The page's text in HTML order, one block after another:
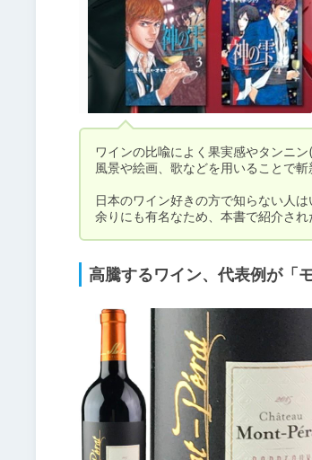
ワインの比喩によく果実感やタンニ
風景や絵画、歌などを用いることで
日本のワイン好きの方で知らない人
余りにも有名なため、本書で紹介さ
高騰するワイン、代表例が「